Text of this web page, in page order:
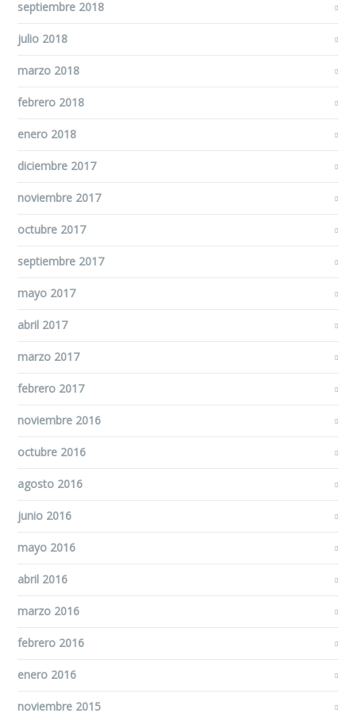
septiembre 2018
julio 2018
marzo 2018
febrero 2018
enero 2018
diciembre 2017
noviembre 2017
octubre 2017
septiembre 2017
mayo 2017
abril 2017
marzo 2017
febrero 2017
noviembre 2016
octubre 2016
agosto 2016
junio 2016
mayo 2016
abril 2016
marzo 2016
febrero 2016
enero 2016
noviembre 2015